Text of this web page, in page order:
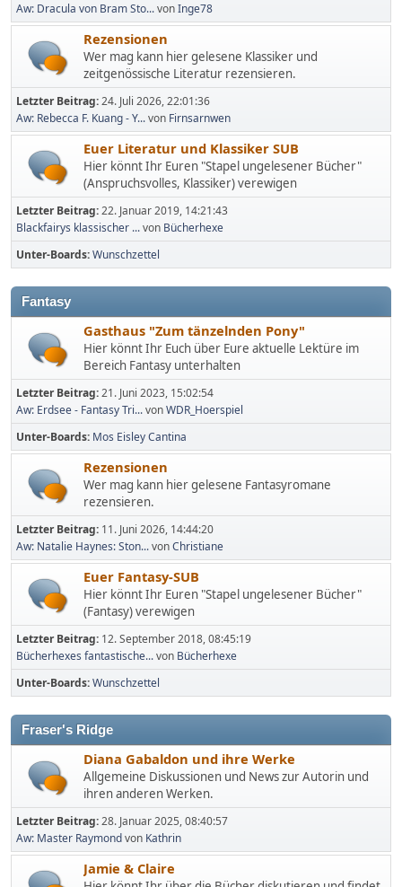
Aw: Dracula von Bram Sto...vonInge78
Rezensionen
Wer mag kann hier gelesene Klassiker und
zeitgenössische Literatur rezensieren.
Letzter Beitrag:24. Juli 2026, 22:01:36
Aw: Rebecca F. Kuang - Y...von Firnsarnwen
Euer Literatur und Klassiker SUB
Hier könnt Ihr Euren "Stapel ungelesener Bücher"
(Anspruchsvolles, Klassiker) verewigen
Letzter Beitrag:22. Januar 2019, 14:21:43
Blackfairys klassischer ...von Bücherhexe
Unter-Boards Wunschzettel
Fantasy
Gasthaus "Zum tänzelnden Pony"
Hier könnt Ihr Euch über Eure aktuelle Lektüre im
Bereich Fantasy unterhalten
Letzter Beitrag:21. Juni 2023, 15:02:54
Aw: Erdsee - Fantasy Tri...vonWDR_Hoerspiel
Unter-Boards Mos Eisley Cantina
Rezensionen
Wer mag kann hier gelesene Fantasyromane
rezensieren.
Letzter Beitrag: 11. Juni 2026, 14:44:20
Aw: Natalie Haynes: Ston...vonChristiane
Euer Fantasy-SUB
Hier könnt Ihr Euren "Stapel ungelesener Bücher"
(Fantasy) verewigen
Letzter Beitrag: 12. September 2018, 08:45:19
Bücherhexes fantastische...von Bücherhexe
Unter-Boards Wunschzettel
Fraser's Ridge
Diana Gabaldon und ihre Werke
Allgemeine Diskussionen und News zur Autorin und
ihren anderen Werken.
Letzter Beitrag:28. Januar 2025, 08:40:57
Aw: Master Raymondvon Kathrin
Jamie & Claire